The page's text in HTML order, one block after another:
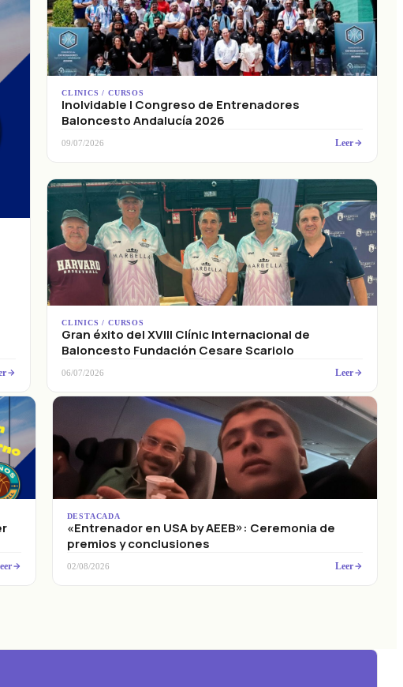
CLINICS / CURSOS
Inolvidable I Congreso de Entrenadores
Baloncesto Andalucía 2026
09/07/2026 Leer
CLINICS / CURSOS
Gran éxito del XVIII Clínic Internacional de
Baloncesto Fundación Cesare Scariolo
06/07/2026 Leer
DESTACADA
«Entrenador en USA by AEEB»: Ceremonia de
premios y conclusiones
02/08/2026 Leer